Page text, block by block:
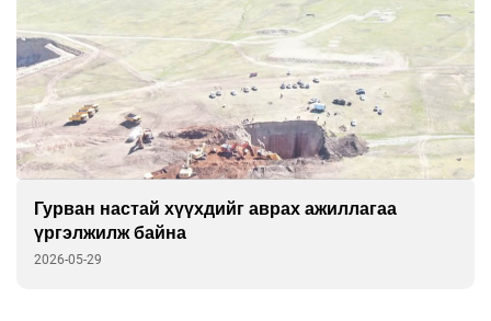
“Тэнгэрт дүүлсэн орь залуу нас